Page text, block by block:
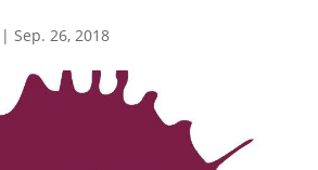
Sep. 26, 2018